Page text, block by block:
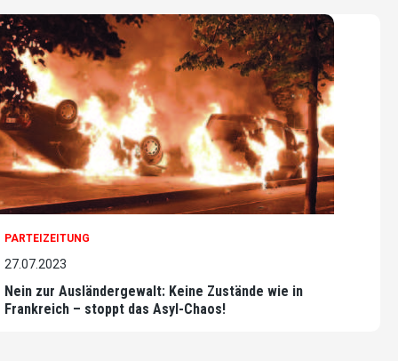
PARTEIZEITUNG
27.07.2023
Nein zur Ausländergewalt: Keine Zustände wie in
Frankreich – stoppt das Asyl-Chaos!